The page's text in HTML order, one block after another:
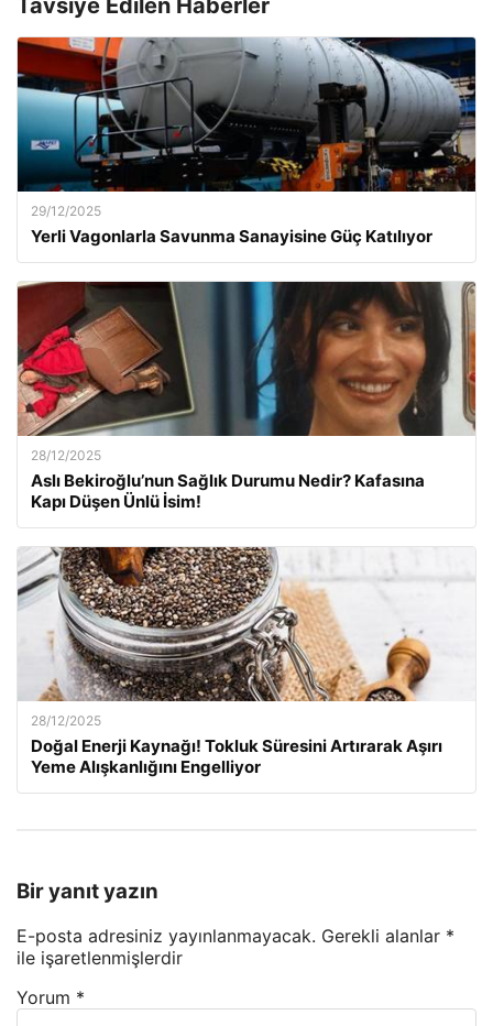
Tavsiye Edilen Haberler
29/12/2025
Yerli Vagonlarla Savunma Sanayisine Güç Katılıyor
28/12/2025
Aslı Bekiroğlu’nun Sağlık Durumu Nedir? Kafasına
Kapı Düşen Ünlü İsim!
28/12/2025
Doğal Enerji Kaynağı! Tokluk Süresini Artırarak Aşırı
Yeme Alışkanlığını Engelliyor
Bir yanıt yazın
E-posta adresiniz yayınlanmayacak. Gerekli alanlar *
ile işaretlenmişlerdir
Yorum *